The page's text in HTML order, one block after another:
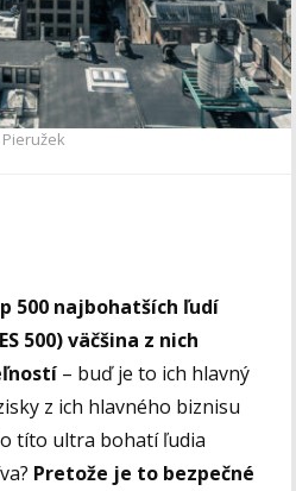
500 najbohatších ľudí
500) väčšina z nich
– buď je to ich hlavný
z ich hlavného biznisu
títo ultra bohatí ľudia
Pretože je to bezpečné